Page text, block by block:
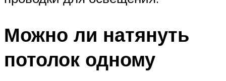
Можно ли натянуть
потолок одному